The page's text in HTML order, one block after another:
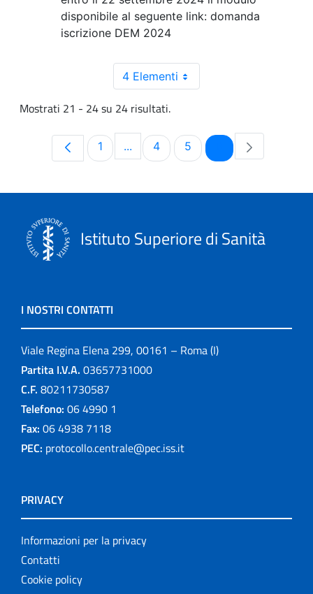
disponibile al seguente link: domanda
iscrizione DEM 2024
4 Elementi
Mostrati 21 - 24 su 24 risultati.
Pagina
1 ...Pagine intermedie Use TAB to
Pagina
4 Pagina
5 Pagina
Istituto Superiore di Sanità
I NOSTRI CONTATTI
Viale Regina Elena 299, 00161 – Roma (I)
Partita I.V.A. 03657731000
C.F. 80211730587
Telefono: 06 4990 1
Fax: 06 4938 7118
PEC: protocollo.centrale@pec.iss.it
PRIVACY
Informazioni per la privacy
Contatti
Cookie policy